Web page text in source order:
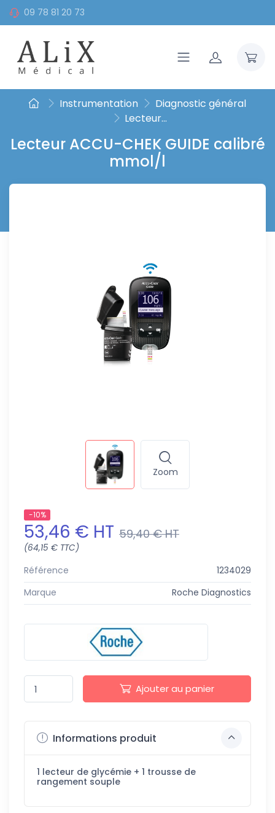
09 78 81 20 73
Instrumentation
Diagnostic général
Lecteur...
Lecteur ACCU-CHEK GUIDE calibré
mmol/l
Zoom
-10%
53,46 € HT 59,40 € HT
(64,15 € TTC)
Référence
1234029
Marque
Roche Diagnostics
Ajouter au panier
Informations produit
1 lecteur de glycémie + 1 trousse de
rangement souple